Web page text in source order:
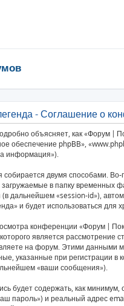
- Соглашение о
объясняет, как «Форум |
обеспечение phpBB»,
информация»).
двумя способами.
в папку временных
дальнейшем «session-id»),
и будет использоваться
конференции «Форум |
является
на форум. Этими данными
указанные при регистрации
«ваши сообщения»).
будет содержать, как
пароль») и реальный адрес